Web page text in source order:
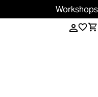
Workshops
Services
Magazin